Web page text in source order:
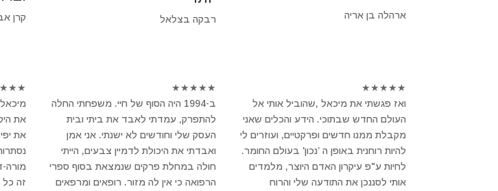
קרן רבקה בצלאל ארהלה בן אריה
★
★
★
את
את
מורה-
זה כל
★
★
★
★
★
ב-1994 היה הסוף של חיי. משפחתי החלה
להתפרק, עמדתי לאבד את ביתי ובית
העסק שלי וחודשים לא ישנתי. אני אמן
ואבדתי את היכולת לדמיין צבעים, הייתי
חולה במחלת פרקים שנמצאת בסוף ספרי
הרפואה כי אין לה מזור. רופאים ומרפאים
★
★
★
★
★
ואז פגשתי את מיכאל ,שהוביל אותי אל
העולם החדש שבתוכי. הידע והכלים שאני
מקבלת ממנו חדשים ופרקטיים, ועוזרים לי
להיות רוחנית באופן ה ’נכון' בעולם החומר.
לחיות ע"פ עיקרון האדם היוצר, מלמדים
אותי לסננכן את התודעה שלי והרוח